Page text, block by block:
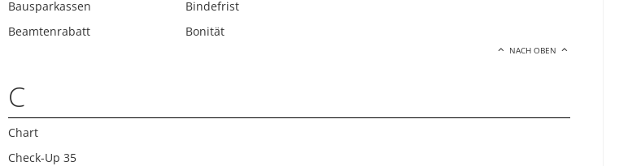
Bausparkassen
Beamtenrabatt
Bindefrist
Bonität
NACH OBEN
C
Chart
Check-Up 35